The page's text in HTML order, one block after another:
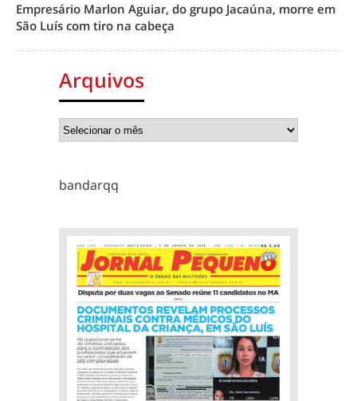
Empresário Marlon Aguiar, do grupo Jacaúna, morre em
São Luís com tiro na cabeça
Arquivos
bandarqq